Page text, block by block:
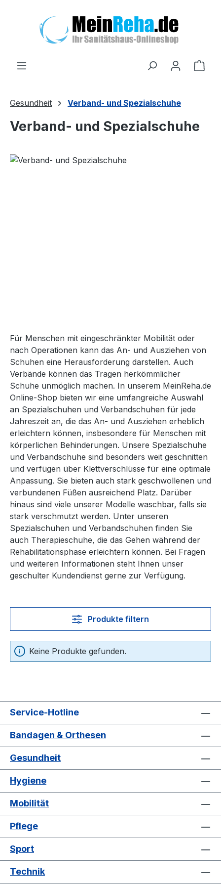
Gesundheit Verband- und Spezialschuhe
Verband- und Spezialschuhe
Für Menschen mit eingeschränkter Mobilität oder
nach Operationen kann das An- und Ausziehen von
Schuhen eine Herausforderung darstellen. Auch
Verbände können das Tragen herkömmlicher
Schuhe unmöglich machen. In unserem MeinReha.de
Online-Shop bieten wir eine umfangreiche Auswahl
an Spezialschuhen und Verbandschuhen für jede
Jahreszeit an, die das An- und Ausziehen erheblich
erleichtern können, insbesondere für Menschen mit
körperlichen Behinderungen. Unsere Spezialschuhe
und Verbandschuhe sind besonders weit geschnitten
und verfügen über Klettverschlüsse für eine optimale
Anpassung. Sie bieten auch stark geschwollenen und
verbundenen Füßen ausreichend Platz. Darüber
hinaus sind viele unserer Modelle waschbar, falls sie
stark verschmutzt werden. Unter unseren
Spezialschuhen und Verbandschuhen finden Sie
auch Therapieschuhe, die das Gehen während der
Rehabilitationsphase erleichtern können. Bei Fragen
und weiteren Informationen steht Ihnen unser
geschulter Kundendienst gerne zur Verfügung.
Produkte filtern
Keine Produkte gefunden.
Service-Hotline
Bandagen & Orthesen
Gesundheit
Hygiene
Mobilität
Pflege
Sport
Technik